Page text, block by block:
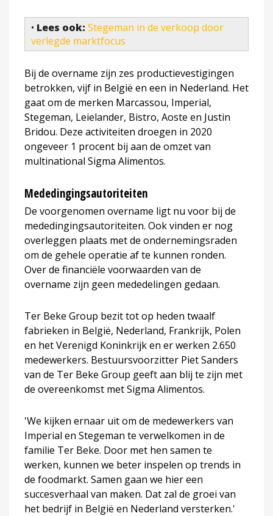
• Lees ook: Stegeman in de verkoop door
verlegde marktfocus
Bij de overname zijn zes productievestigingen
betrokken, vijf in België en een in Nederland. Het
gaat om de merken Marcassou, Imperial,
Stegeman, Leielander, Bistro, Aoste en Justin
Bridou. Deze activiteiten droegen in 2020
ongeveer 1 procent bij aan de omzet van
multinational Sigma Alimentos.
Mededingingsautoriteiten
De voorgenomen overname ligt nu voor bij de
mededingingsautoriteiten. Ook vinden er nog
overleggen plaats met de ondernemingsraden
om de gehele operatie af te kunnen ronden.
Over de financiële voorwaarden van de
overname zijn geen mededelingen gedaan.
Ter Beke Group bezit tot op heden twaalf
fabrieken in België, Nederland, Frankrijk, Polen
en het Verenigd Koninkrijk en er werken 2.650
medewerkers. Bestuursvoorzitter Piet Sanders
van de Ter Beke Group geeft aan blij te zijn met
de overeenkomst met Sigma Alimentos.
'We kijken ernaar uit om de medewerkers van
Imperial en Stegeman te verwelkomen in de
familie Ter Beke. Door met hen samen te
werken, kunnen we beter inspelen op trends in
de foodmarkt. Samen gaan we hier een
succesverhaal van maken. Dat zal de groei van
het bedrijf in België en Nederland versterken.'